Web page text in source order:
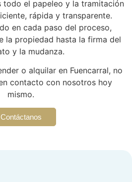
todo el papeleo y la tramitación
rápida y transparente.
en cada paso del proceso,
la propiedad hasta la firma del
y la mudanza.
o alquilar en Fuencarral, no
contacto con nosotros hoy
mismo.
Contáctanos